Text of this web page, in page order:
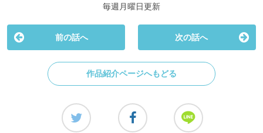
毎週月曜日更新
前の話へ 次の話へ
作品紹介ページへもどる